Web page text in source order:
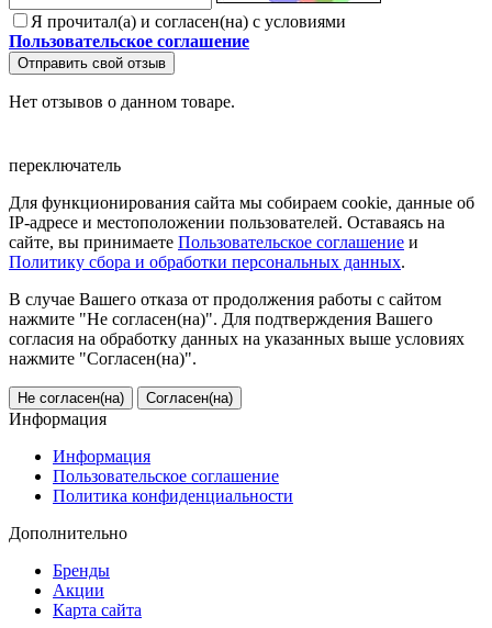
Я прочитал(а) и согласен(на) с условиями
Пользовательское соглашение
Отправить свой отзыв
Нет отзывов о данном товаре.
переключатель
Для функционирования сайта мы собираем cookie, данные об
IP-адресе и местоположении пользователей. Оставаясь на
сайте, вы принимаете Пользовательское соглашение и
Политику сбора и обработки персональных данных.
В случае Вашего отказа от продолжения работы с сайтом
нажмите "Не согласен(на)". Для подтверждения Вашего
согласия на обработку данных на указанных выше условиях
нажмите "Согласен(на)".
Не согласен(на) Согласен(на)
Информация
Информация
Пользовательское соглашение
Политика конфиденциальности
Дополнительно
Бренды
Акции
Карта сайта